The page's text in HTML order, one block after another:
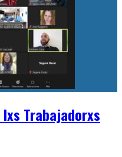
Trabajadorxs